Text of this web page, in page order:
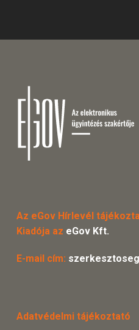
Az eGov Hírlevél
Kiadója az eGov Kft.
E-mail cím:
Adatvédelmi tájékoztató